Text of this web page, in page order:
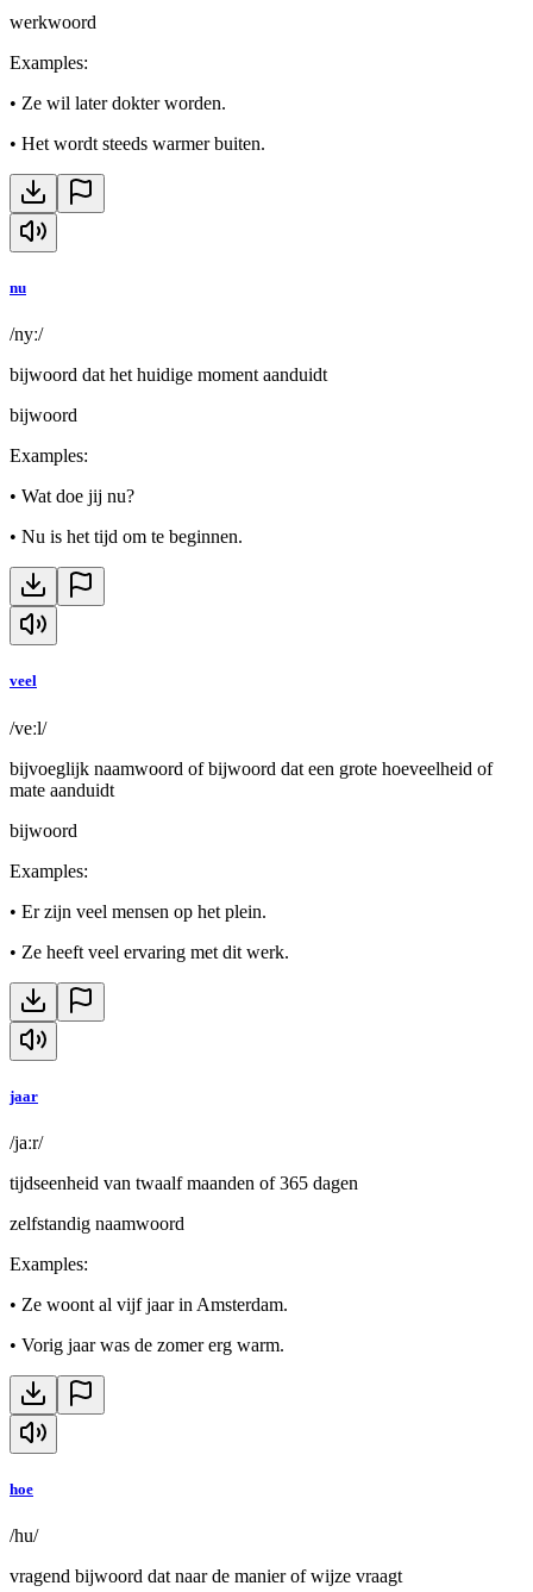
werkwoord
Examples:
• Ze wil later dokter worden.
• Het wordt steeds warmer buiten.
nu
/nyː/
bijwoord dat het huidige moment aanduidt
bijwoord
Examples:
• Wat doe jij nu?
• Nu is het tijd om te beginnen.
veel
/veːl/
bijvoeglijk naamwoord of bijwoord dat een grote hoeveelheid of
mate aanduidt
bijwoord
Examples:
• Er zijn veel mensen op het plein.
• Ze heeft veel ervaring met dit werk.
jaar
/jaːr/
tijdseenheid van twaalf maanden of 365 dagen
zelfstandig naamwoord
Examples:
• Ze woont al vijf jaar in Amsterdam.
• Vorig jaar was de zomer erg warm.
hoe
/hu/
vragend bijwoord dat naar de manier of wijze vraagt